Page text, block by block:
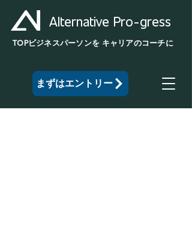
Alternative Pro-gress
TOPビジネスパーソンを キャリアのコーチに
まずはエントリー